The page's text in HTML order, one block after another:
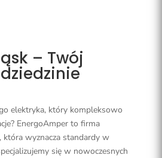
– Twój
elektryka, który kompleksowo
EnergoAmper to firma
która wyznacza standardy w
się w nowoczesnych